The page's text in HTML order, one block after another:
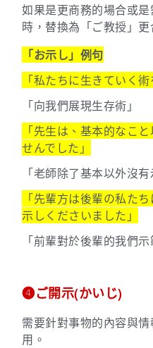
如果是更商務的場合或
時，替換為 「ご教授」
「お示し」例句
「私たちに生きていく
「向我們展現生存術」
「先生は、基本的なこ
せんでした」
「老師除了基本以外沒
「先輩方は後輩の私た
示しくださいました」
「前輩對於後輩的我們
➍ご開示(かいじ)
需要針對事物的內容與
用。